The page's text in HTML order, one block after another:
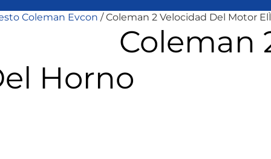
Coleman Evcon / Coleman 2 Velocidad Del Motor
Coleman
Horno